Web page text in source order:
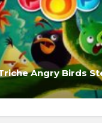
Angry Birds